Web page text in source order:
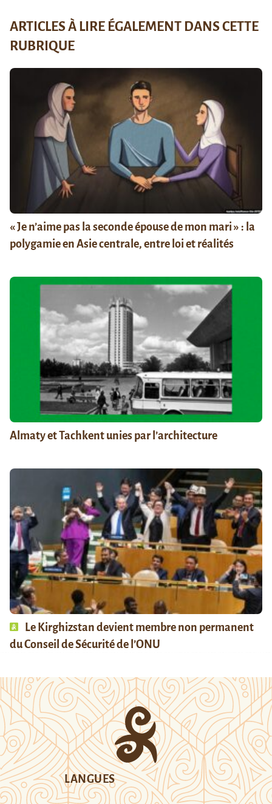
ARTICLES À LIRE ÉGALEMENT DANS CETTE
RUBRIQUE
« Je n’aime pas la seconde épouse de mon mari » : la
polygamie en Asie centrale, entre loi et réalités
Almaty et Tachkent unies par l’architecture
Le Kirghizstan devient membre non permanent
du Conseil de Sécurité de l’ONU
LANGUES